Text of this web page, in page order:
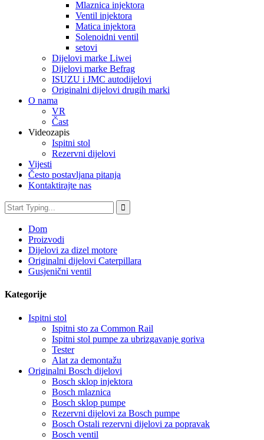
Mlaznica injektora
Ventil injektora
Matica injektora
Solenoidni ventil
setovi
Dijelovi marke Liwei
Dijelovi marke Befrag
ISUZU i JMC autodijelovi
Originalni dijelovi drugih marki
O nama
VR
Čast
Videozapis
Ispitni stol
Rezervni dijelovi
Vijesti
Često postavljana pitanja
Kontaktirajte nas
Dom
Proizvodi
Dijelovi za dizel motore
Originalni dijelovi Caterpillara
Gusjenični ventil
Kategorije
Ispitni stol
Ispitni sto za Common Rail
Ispitni stol pumpe za ubrizgavanje goriva
Tester
Alat za demontažu
Originalni Bosch dijelovi
Bosch sklop injektora
Bosch mlaznica
Bosch sklop pumpe
Rezervni dijelovi za Bosch pumpe
Bosch Ostali rezervni dijelovi za popravak
Bosch ventil